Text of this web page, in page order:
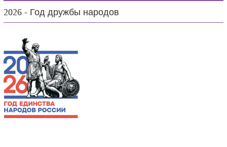
2026 - Год дружбы народов